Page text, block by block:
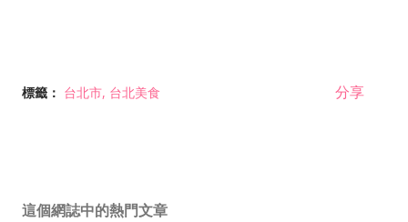
標籤： 台北市 台北美食 分享
這個網誌中的熱門文章